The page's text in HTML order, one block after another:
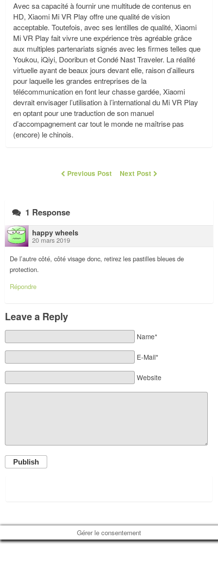
Avec sa capacité à fournir une multitude de contenus en
HD, Xiaomi Mi VR Play offre une qualité de vision
acceptable. Toutefois, avec ses lentilles de qualité, Xiaomi
Mi VR Play fait vivre une expérience très agréable grâce
aux multiples partenariats signés avec les firmes telles que
Youkou, iQiyi, Dooribun et Condé Nast Traveler. La réalité
virtuelle ayant de beaux jours devant elle, raison d’ailleurs
pour laquelle les grandes entreprises de la
télécommunication en font leur chasse gardée, Xiaomi
devrait envisager l’utilisation à l’international du Mi VR Play
en optant pour une traduction de son manuel
d’accompagnement car tout le monde ne maîtrise pas
(encore) le chinois.
Previous Post Next Post
1 Response
happy wheels
20 mars 2019
De l’autre côté, côté visage donc, retirez les pastilles bleues de
protection.
Répondre
Leave a Reply
Name*
E-Mail*
Website
Publish
Gérer le consentement